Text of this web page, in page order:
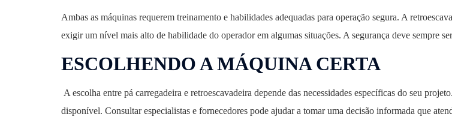
Ambas as máquinas requerem treinamento e habilidades adequadas para operação segura. A
exigir um nível mais alto de habilidade do operador em algumas situações. A segurança deve sempre
ESCOLHENDO A MÁQUINA CERTA
A escolha entre pá carregadeira e retroescavadeira depende das necessidades específicas do seu
disponível. Consultar especialistas e fornecedores pode ajudar a tomar uma decisão informada que